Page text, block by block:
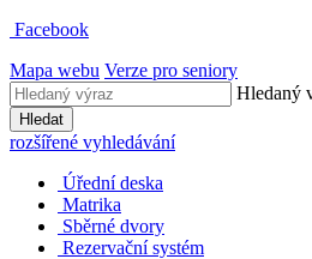
Facebook
Mapa webu Verze pro seniory
Hledaný
Hledat
rozšířené vyhledávání
Úřední deska
Matrika
Sběrné dvory
Rezervační systém